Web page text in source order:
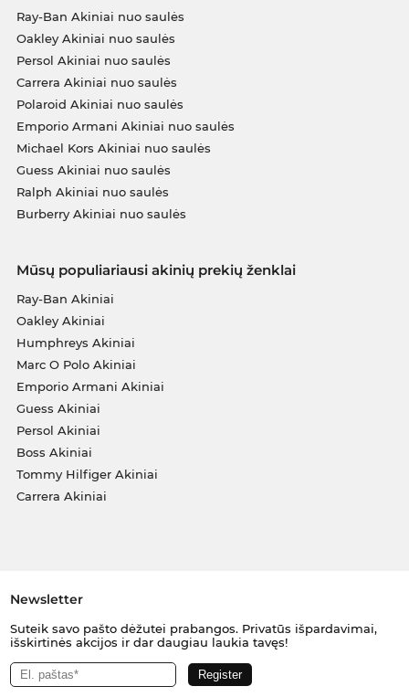
Ray-Ban Akiniai nuo saulės
Oakley Akiniai nuo saulės
Persol Akiniai nuo saulės
Carrera Akiniai nuo saulės
Polaroid Akiniai nuo saulės
Emporio Armani Akiniai nuo saulės
Michael Kors Akiniai nuo saulės
Guess Akiniai nuo saulės
Ralph Akiniai nuo saulės
Burberry Akiniai nuo saulės
Mūsų populiariausi akinių prekių ženklai
Ray-Ban Akiniai
Oakley Akiniai
Humphreys Akiniai
Marc O Polo Akiniai
Emporio Armani Akiniai
Guess Akiniai
Persol Akiniai
Boss Akiniai
Tommy Hilfiger Akiniai
Carrera Akiniai
Newsletter
Suteik savo pašto dėžutei prabangos. Privatūs išpardavimai,
išskirtinės akcijos ir dar daugiau laukia tavęs!